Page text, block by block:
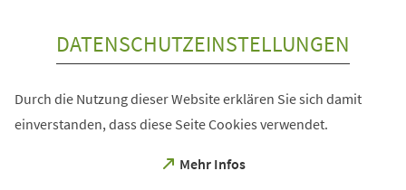
DATENSCHUTZEINSTELLUNGEN
Durch die Nutzung dieser Website erklären Sie sich damit
einverstanden, dass diese Seite Cookies verwendet.
Mehr Infos
(Öffnet